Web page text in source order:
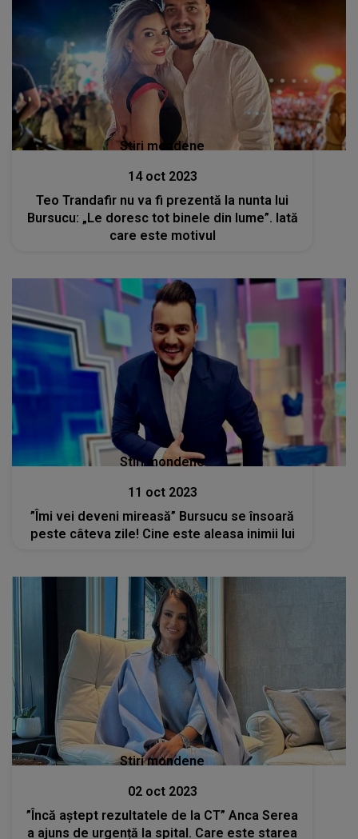
Stiri mondene
14 oct 2023
Teo Trandafir nu va fi prezentă la nunta lui
Bursucu: „Le doresc tot binele din lume”. Iată
care este motivul
Stiri mondene
11 oct 2023
”Îmi vei deveni mireasă” Bursucu se însoară
peste câteva zile! Cine este aleasa inimii lui
Stiri mondene
02 oct 2023
”Încă aștept rezultatele de la CT” Anca Serea
a ajuns de urgență la spital. Care este starea